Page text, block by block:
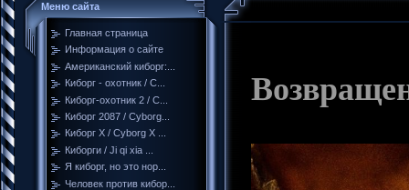
Меню сайта
Главная страница
Информация о сайте
Американский киборг:...
Киборг - охотник / C...
Киборг-охотник 2 / C...
Киборг 2087 / Cyborg...
Киборг X / Cyborg X ...
Киборги / Ji qi xia ...
Я киборг, но это нор...
Человек против кибор...